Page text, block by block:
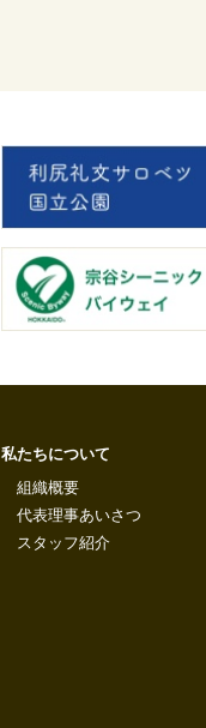
私たちについて
組織概要
代表理事あいさつ
スタッフ紹介